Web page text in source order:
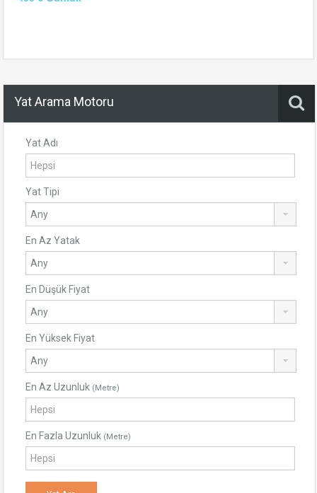
Yat Arama Motoru
Yat Adı
Yat Tipi
En Az Yatak
En Düşük Fiyat
En Yüksek Fiyat
En Az Uzunluk (Metre)
En Fazla Uzunluk (Metre)